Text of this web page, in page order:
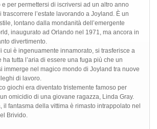
per permettersi di iscriversi ad un altro anno
l’estate lavorando a Joyland. È un
lontano dalla mondanità dell’emergente
inaugurato ad Orlando nel 1971, ma ancora in
divertimento.
cui è ingenuamente innamorato, si trasferisce a
tutta l’aria di essere una fuga più che un
immerge nel magico mondo di Joyland tra nuove
di lavoro.
giochi era diventato tristemente famoso per
omicidio di una giovane ragazza, Linda Gray.
il fantasma della vittima è rimasto intrappolato nel
Brivido.